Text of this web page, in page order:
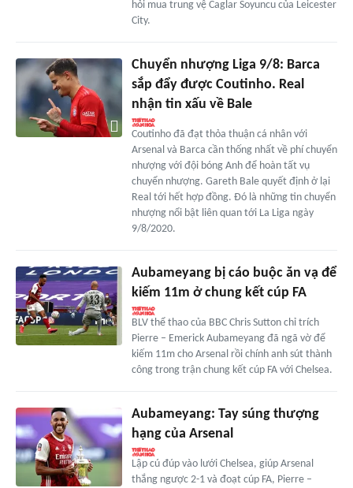
hỏi mua trung vệ Caglar Soyuncu của Leicester
City.
Chuyển nhượng Liga 9/8: Barca
sắp đẩy được Coutinho. Real
nhận tin xấu về Bale
Coutinho đã đạt thỏa thuận cá nhân với
Arsenal và Barca cần thống nhất về phí chuyển
nhượng với đội bóng Anh để hoàn tất vụ
chuyển nhượng. Gareth Bale quyết định ở lại
Real tới hết hợp đồng. Đó là những tin chuyển
nhượng nổi bật liên quan tới La Liga ngày
9/8/2020.
Aubameyang bị cáo buộc ăn vạ để
kiếm 11m ở chung kết cúp FA
BLV thể thao của BBC Chris Sutton chỉ trích
Pierre – Emerick Aubameyang đã ngã vờ để
kiếm 11m cho Arsenal rồi chính anh sút thành
công trong trận chung kết cúp FA với Chelsea.
Aubameyang: Tay súng thượng
hạng của Arsenal
Lập cú đúp vào lưới Chelsea, giúp Arsenal
thắng ngược 2-1 và đoạt cúp FA, Pierre –